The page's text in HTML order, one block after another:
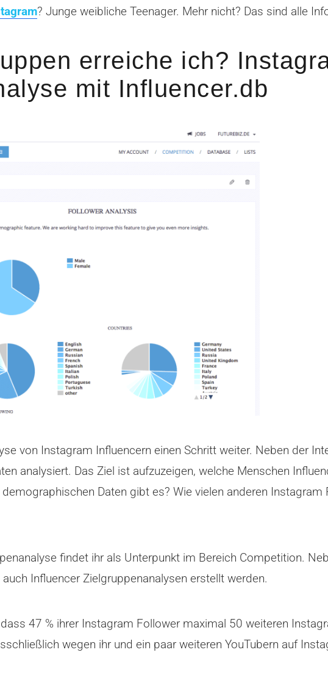
? Junge weibliche Teenager. Mehr nicht? Das sind alle
erreiche ich?
mit Influencer.db
von Instagram Influencern einen Schritt weiter. Neben der
analysiert. Das Ziel ist aufzuzeigen, welche Menschen
Daten gibt es? Wie vielen anderen
findet ihr als Unterpunkt im Bereich Competition.
Influencer Zielgruppenanalysen erstellt werden.
47 % ihrer Instagram Follower maximal 50 weiteren
wegen ihr und ein paar weiteren YouTubern auf